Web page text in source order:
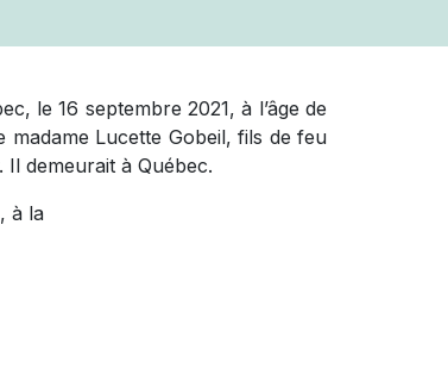
le 16 septembre 2021, à l’âge de
Lucette Gobeil, fils de feu
demeurait à Québec.
à la